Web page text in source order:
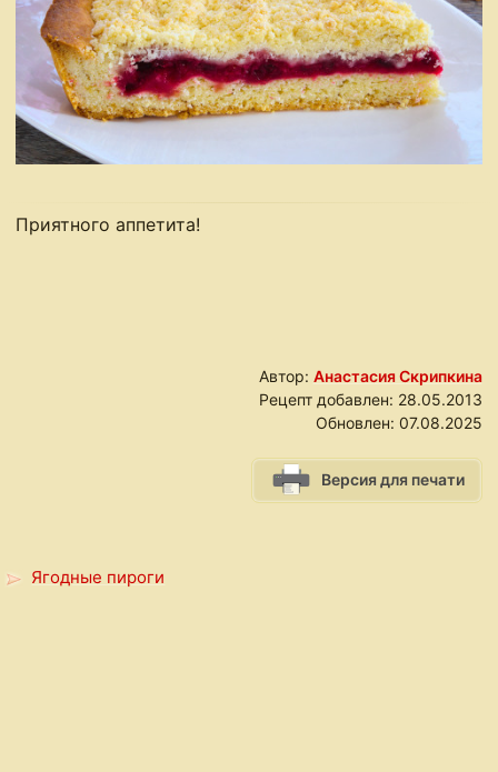
Приятного аппетита!
Автор: Анастасия Скрипкина
Рецепт добавлен: 28.05.2013
Обновлен: 07.08.2025
Версия для печати
Ягодные пироги